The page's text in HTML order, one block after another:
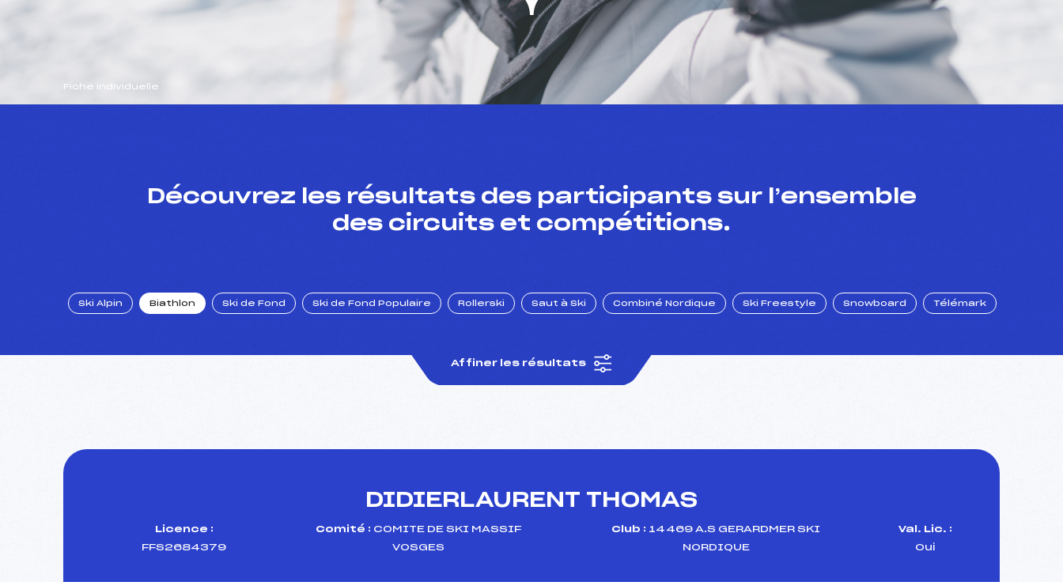
Fiche individuelle
Découvrez les résultats des participants sur l’ensemble
des circuits et compétitions.
Ski Alpin Biathlon Ski de Fond Ski de Fond Populaire Rollerski Saut à Ski Combiné Nordique Ski Freestyle Snowboard Télémark
Affiner les résultats
DIDIERLAURENT THOMAS
Licence :
FFS2684379
Comité : COMITE DE SKI MASSIF
VOSGES
Club : 14469 A.S GERARDMER SKI
NORDIQUE
Val. Lic. :
Oui